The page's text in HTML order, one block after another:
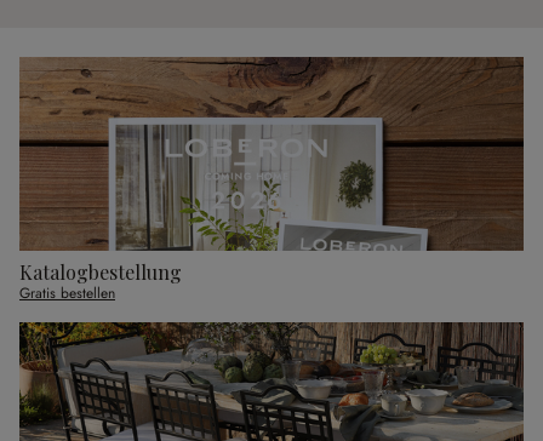
Katalogbestellung
Gratis bestellen